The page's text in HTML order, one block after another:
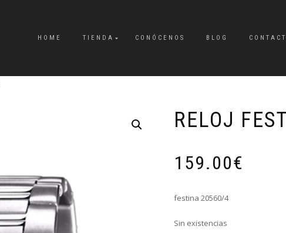
HOME TIENDA CONÓCENOS BLOG
RELOJ
159.00€
festina 20560/4
Sin existencias